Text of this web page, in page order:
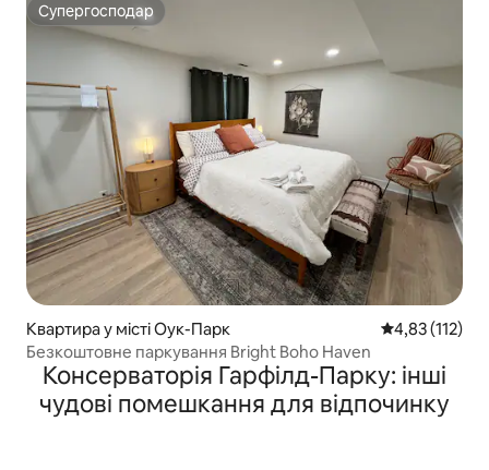
Супергосподар
Супергосподар
Квартира у місті Оук-Парк Середня
4,83 (112)
Безкоштовне паркування Bright Boho Haven
Консерваторія Гарфілд-Парку: інші
чудові помешкання для відпочинку